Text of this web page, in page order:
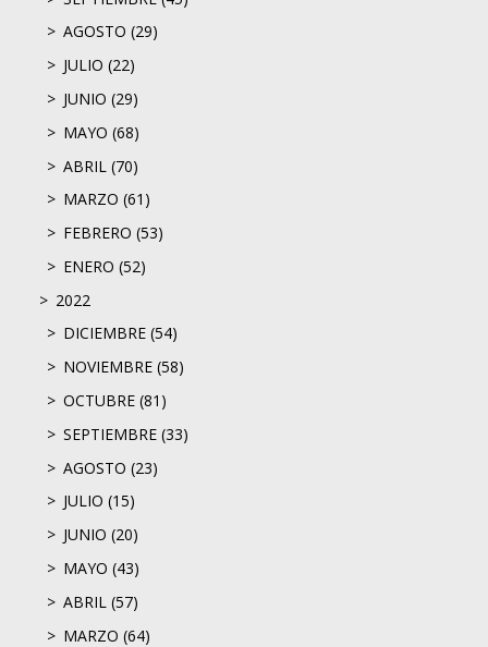
AGOSTO (29)
JULIO (22)
JUNIO (29)
MAYO (68)
ABRIL (70)
MARZO (61)
FEBRERO (53)
ENERO (52)
2022
DICIEMBRE (54)
NOVIEMBRE (58)
OCTUBRE (81)
SEPTIEMBRE (33)
AGOSTO (23)
JULIO (15)
JUNIO (20)
MAYO (43)
ABRIL (57)
MARZO (64)